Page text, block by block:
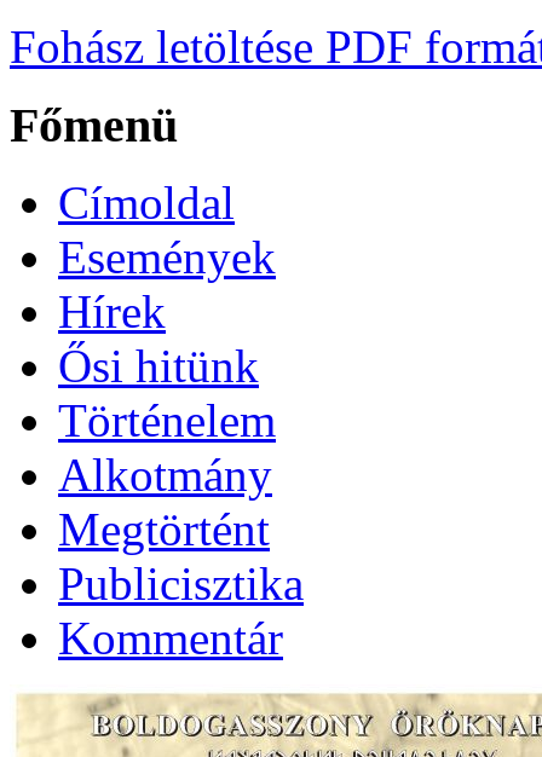
Fohász letöltése PDF
Főmenü
Címoldal
Események
Hírek
Ősi hitünk
Történelem
Alkotmány
Megtörtént
Publicisztika
Kommentár